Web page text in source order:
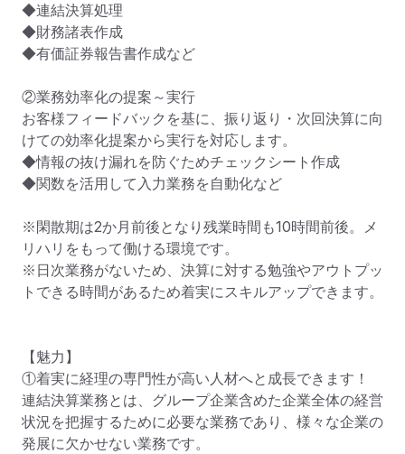
◆連結決算処理
◆財務諸表作成
◆有価証券報告書作成など
②業務効率化の提案～実行
お客様フィードバックを基に、振り返り・次回決算に向
けての効率化提案から実行を対応します。
◆情報の抜け漏れを防ぐためチェックシート作成
◆関数を活用して入力業務を自動化など
※閑散期は2か月前後となり残業時間も10時間前後。メ
リハリをもって働ける環境です。
※日次業務がないため、決算に対する勉強やアウトプッ
トできる時間があるため着実にスキルアップできます。
【魅力】
①着実に経理の専門性が高い人材へと成長できます！
連結決算業務とは、グループ企業含めた企業全体の経営
状況を把握するために必要な業務であり、様々な企業の
発展に欠かせない業務です。